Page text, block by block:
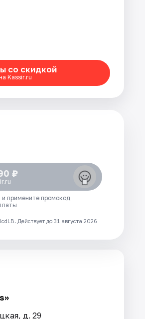
со скидкой
Kassir.ru
₽
примените промокод
Действует до 31 августа 2026
д. 29